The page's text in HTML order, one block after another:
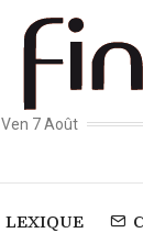
Ven 7 Août
LEXIQUE